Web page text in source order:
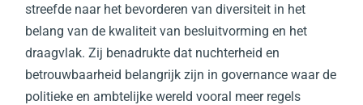
streefde naar het bevorderen van diversiteit in het
belang van de kwaliteit van besluitvorming en het
draagvlak. Zij benadrukte dat nuchterheid en
betrouwbaarheid belangrijk zijn in governance waar de
politieke en ambtelijke wereld vooral meer regels